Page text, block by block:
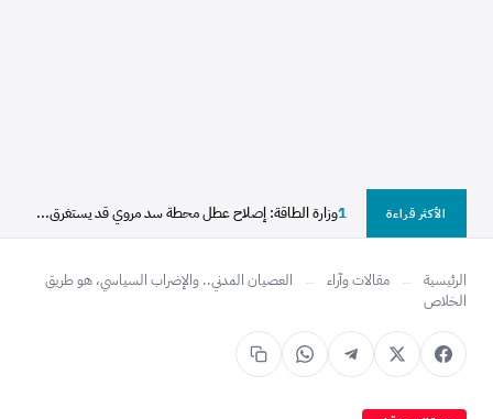
الأكثر قراءة 1وزارة الطاقة: إصلاح عطل محطة سد مروي قد يستغرق...
الرئيسية ← مقالات وآراء ←
العصيان المدني.. والإضراب السياسي، هو طريق
الخلاص